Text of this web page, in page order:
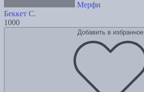
Мерфи
Беккет С.
1000
Добавить в избранное